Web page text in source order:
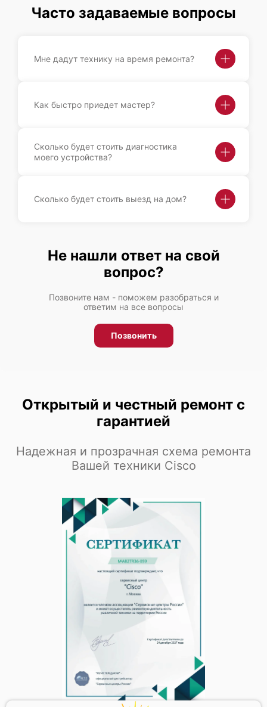
Часто задаваемые вопросы
Мне дадут технику на время ремонта?
Как быстро приедет мастер?
Сколько будет стоить диагностика
моего устройства?
Сколько будет стоить выезд на дом?
Не нашли ответ на свой
вопрос?
Позвоните нам - поможем разобраться и
ответим на все вопросы
Позвонить
Открытый и честный ремонт с
гарантией
Надежная и прозрачная схема ремонта
Вашей техники Cisco